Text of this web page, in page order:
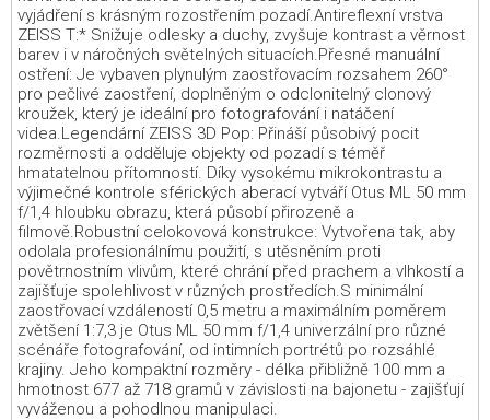
vyjádření s krásným rozostřením pozadí.Antireflexní vrstva
ZEISS T:* Snižuje odlesky a duchy, zvyšuje kontrast a věrnost
barev i v náročných světelných situacích.Přesné manuální
ostření: Je vybaven plynulým zaostřovacím rozsahem 260°
pro pečlivé zaostření, doplněným o odclonitelný clonový
kroužek, který je ideální pro fotografování i natáčení
videa.Legendární ZEISS 3D Pop: Přináší působivý pocit
rozměrnosti a odděluje objekty od pozadí s téměř
hmatatelnou přítomností. Díky vysokému mikrokontrastu a
výjimečné kontrole sférických aberací vytváří Otus ML 50 mm
f/1,4 hloubku obrazu, která působí přirozeně a
filmově.Robustní celokovová konstrukce: Vytvořena tak, aby
odolala profesionálnímu použití, s utěsněním proti
povětrnostním vlivům, které chrání před prachem a vlhkostí a
zajišťuje spolehlivost v různých prostředích.S minimální
zaostřovací vzdáleností 0,5 metru a maximálním poměrem
zvětšení 1:7,3 je Otus ML 50 mm f/1,4 univerzální pro různé
scénáře fotografování, od intimních portrétů po rozsáhlé
krajiny. Jeho kompaktní rozměry - délka přibližně 100 mm a
hmotnost 677 až 718 gramů v závislosti na bajonetu - zajišťují
vyváženou a pohodlnou manipulaci.